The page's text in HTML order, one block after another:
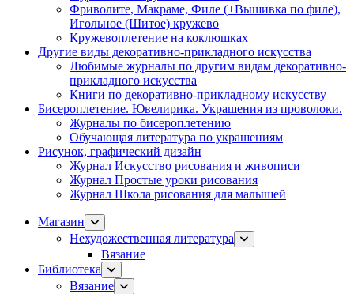
Фриволите, Макраме, Филе (+Вышивка по филе),
Игольное (Шитое) кружево
Кружевоплетение на коклюшках
Другие виды декоративно-прикладного искусства
Любимые журналы по другим видам декоративно-
прикладного искусства
Книги по декоративно-прикладному искусству
Бисероплетение. Ювелирика. Украшения из проволоки.
Журналы по бисероплетению
Обучающая литература по украшениям
Рисунок, графический дизайн
Журнал Искусство рисования и живописи
Журнал Простые уроки рисования
Журнал Школа рисования для малышей
Магазин
Нехудожественная литература
Вязание
Библиотека
Вязание